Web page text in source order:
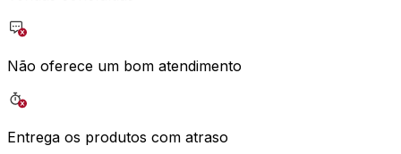
Não oferece um bom atendimento
Entrega os produtos com atraso